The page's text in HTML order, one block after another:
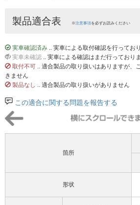
製品適合表 ※注意事項を必ずお読みください
実車確認済み .. 実車による取付確認を行ってお
実車未確認 .. 実車による確認はまだ行っており
取付不可 .. 適合製品の取り扱いはありますが、
きません
製品なし .. 適合製品の取り扱いがありません
この適合に関する問題を報告する
箇所
形状